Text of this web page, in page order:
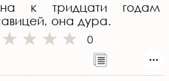
к тридцати годам
она дура.
0